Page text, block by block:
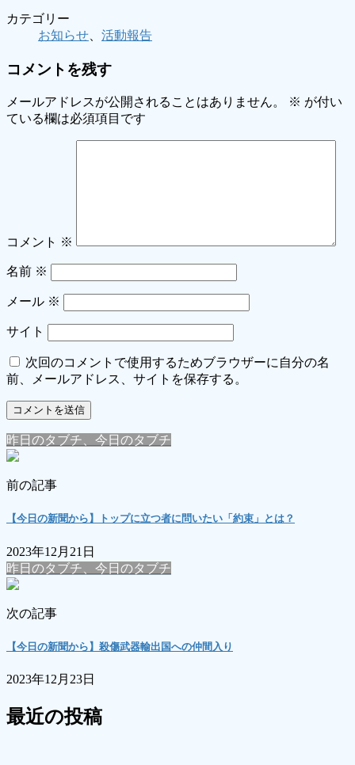
カテゴリー
お知らせ
活動報告
コメントを残す
メールアドレスが公開されることはありません。 ※ が付い
ている欄は必須項目です
コメント ※
名前 ※
メール ※
サイト
次回のコメントで使用するためブラウザーに自分の名
前、メールアドレス、サイトを保存する。
昨日のタブチ、今日のタブチ
前の記事
【今日の新聞から】トップに立つ者に問いたい「約束」とは？
2023年12月21日
昨日のタブチ、今日のタブチ
次の記事
【今日の新聞から】殺傷武器輸出国への仲間入り
2023年12月23日
最近の投稿